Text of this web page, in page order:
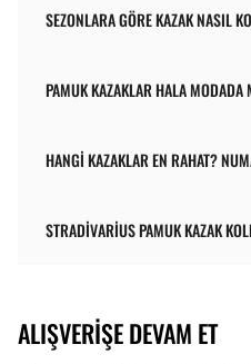
SEZONLARA GÖRE KAZAK NASIL
PAMUK KAZAKLAR HALA MODADA
HANGI KAZAKLAR EN RAHAT?
STRADIVARIUS PAMUK KAZAK
ALIŞVERIŞE DEVAM ET